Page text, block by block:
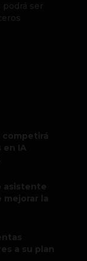
ser
competirá
en IA
asistente
mejorar la
a su plan